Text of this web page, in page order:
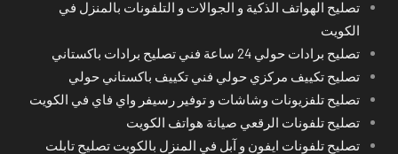
تصليح الهواتف الذكية و الجوالات و التلفونات بالمنزل في
الكويت
تصليح برادات حولي 24 ساعة فني تصليح برادات باكستاني
تصليح تكييف مركزي حولي فني تكييف باكستاني حولي
تصليح تلفزيونات وشاشات و توفير رسيفر واي فاي في الكويت
تصليح تلفونات الرقعي صيانة هواتف الكويت
تصليح تلفونات ايفون و آبل في المنزل بالكويت تصليح تابلت